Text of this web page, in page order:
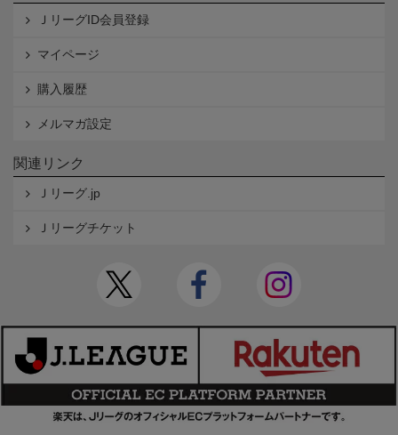
ＪリーグID会員登録
マイページ
購入履歴
メルマガ設定
関連リンク
Ｊリーグ.jp
Ｊリーグチケット